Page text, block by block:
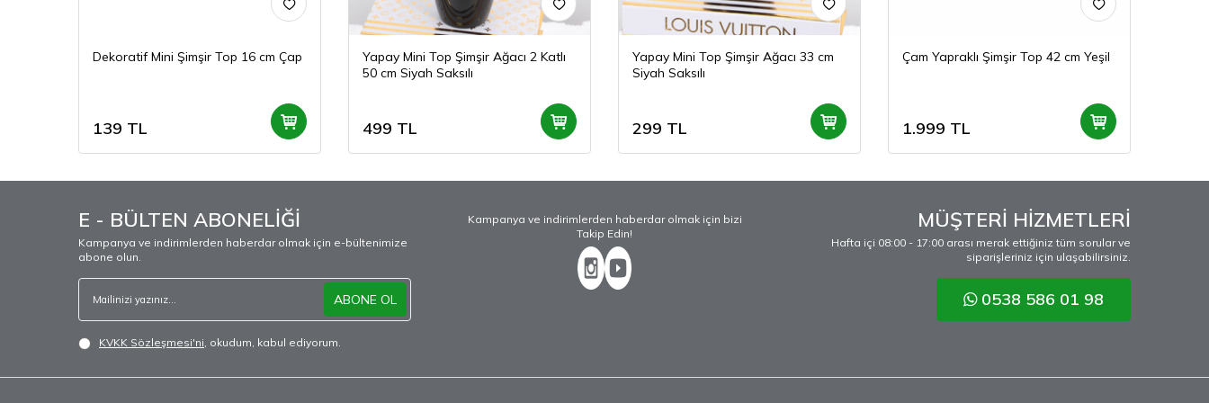
Dekoratif Mini Şimşir Top 16 cm Çap
139 TL
Yapay Mini Top Şimşir Ağacı 2 Katlı
50 cm Siyah Saksılı
499 TL
Yapay Mini Top Şimşir Ağacı 33 cm
Siyah Saksılı
299 TL
Çam Yapraklı Şimşir Top 42 cm Yeşil
1.999 TL
E - BÜLTEN ABONELİĞİ
Kampanya ve indirimlerden haberdar olmak için e-bültenimize
abone olun.
ABONE OL
KVKK Sözleşmesi'ni, okudum, kabul ediyorum.
Kampanya ve indirimlerden haberdar olmak için bizi
Takip Edin!
MÜŞTERİ HİZMETLERİ
Hafta içi 08:00 - 17:00 arası merak ettiğiniz tüm sorular ve
siparişleriniz için ulaşabilirsiniz.
0538 586 01 98